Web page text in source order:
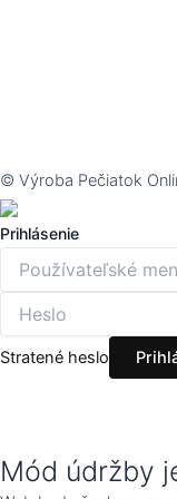
Mód údržby
© Výroba Pečiatok
Prihlásenie
Stratené heslo